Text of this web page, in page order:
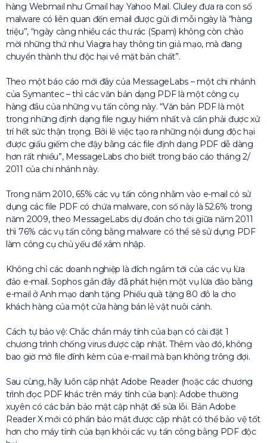
hàng Webmail như Gmail hay Yahoo Mail. Cluley đưa ra con số
malware có liên quan đến email được gửi đi mỗi ngày là “hàng
triệu”, “ngày càng nhiều các thư rác (Spam) không còn chào
mời những thứ như Viagra hay thông tin giả mạo, mà đang
chuyển thành thư độc hại về mặt bản chất”.
Theo một báo cáo mới đây của MessageLabs – một chi nhánh
của Symantec – thì các văn bản dạng PDF là một công cụ
hàng đầu của những vụ tấn công này. “Văn bản PDF là một
trong những định dạng file nguy hiểm nhất và cần phải được xử
trí hết sức thận trọng. Bởi lẽ việc tạo ra những nội dung độc hại
được giấu giếm che đậy bằng các file định dạng PDF dễ dàng
hơn rất nhiều”, MessageLabs cho biết trong báo cáo tháng 2/
2011 của chi nhánh này.
Trong năm 2010, 65% các vụ tấn công nhằm vào e-mail có sử
dụng các file PDF có chứa malware, con số này là 52.6% trong
năm 2009, theo MessageLabs dự đoán cho tới giữa năm 2011
thì 76% các vụ tấn công bằng malware có thể sẽ sử dụng PDF
làm công cụ chủ yếu để xâm nhập.
Không chỉ các doanh nghiệp là đích ngắm tới của các vụ lừa
đảo e-mail. Sophos gần đây đã phát hiện một vụ lừa đảo bằng
e-mail ở Anh mạo danh tặng Phiếu quà tặng 80 đô la cho
khách hàng của một cửa hàng bán lẻ vật nuôi cảnh.
Cách tự bảo vệ: Chắc chắn máy tính của bạn có cài đặt 1
chương trình chống virus được cập nhật. Thêm vào đó, không
bao giờ mở file đính kèm của e-mail mà bạn không trông đợi.
Sau cùng, hãy luôn cập nhật Adobe Reader (hoặc các chương
trình đọc PDF khác trên máy tính của bạn): Adobe thường
xuyên có các bản bảo mật cập nhật để sửa lỗi. Bản Adobe
Reader X mới có phần bảo mật được cập nhật có thể bảo vệ tốt
hơn cho máy tính của bạn khỏi các vụ tấn công bằng PDF độc